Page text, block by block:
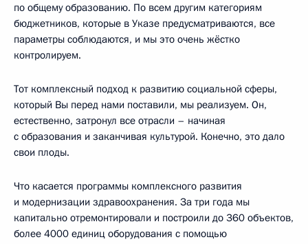
по общему образованию. По всем другим категориям
бюджетников, которые в Указе предусматриваются, все
параметры соблюдаются, и мы это очень жёстко
контролируем.
Тот комплексный подход к развитию социальной сферы,
который Вы перед нами поставили, мы реализуем. Он,
естественно, затронул все отрасли – начиная
с образования и заканчивая культурой. Конечно, это дало
свои плоды.
Что касается программы комплексного развития
и модернизации здравоохранения. За три года мы
капитально отремонтировали и построили до 360 объектов,
более 4000 единиц оборудования с помощью